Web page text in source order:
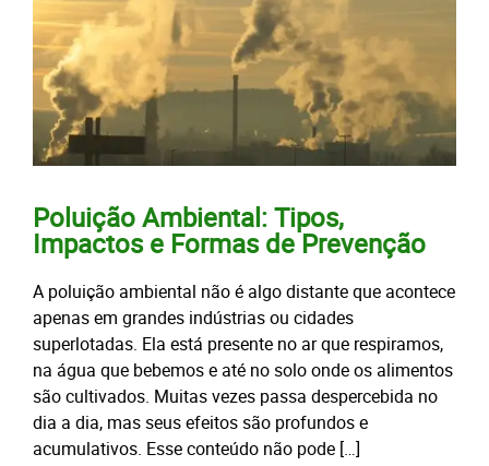
Poluição Ambiental: Tipos,
Impactos e Formas de Prevenção
A poluição ambiental não é algo distante que acontece
apenas em grandes indústrias ou cidades
superlotadas. Ela está presente no ar que respiramos,
na água que bebemos e até no solo onde os alimentos
são cultivados. Muitas vezes passa despercebida no
dia a dia, mas seus efeitos são profundos e
acumulativos. Esse conteúdo não pode […]